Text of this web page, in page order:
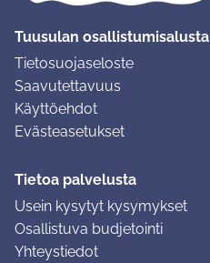
Tuusulan osallistumisalusta
Tietosuojaseloste
Saavutettavuus
Käyttöehdot
Evästeasetukset
Tietoa palvelusta
Usein kysytyt kysymykset
Osallistuva budjetointi
Yhteystiedot